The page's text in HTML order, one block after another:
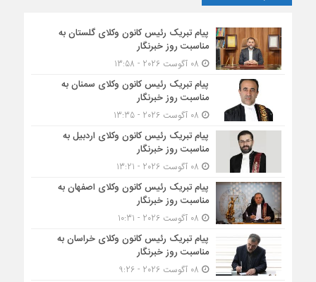
پیام تبریک رئیس کانون وکلای گلستان به
مناسبت روز خبرنگار
پیام تبریک رئیس کانون وکلای سمنان به
مناسبت روز خبرنگار
پیام تبریک رئیس کانون وکلای اردبیل به
مناسبت روز خبرنگار
پیام تبریک رئیس کانون وکلای اصفهان به
مناسبت روز خبرنگار
پیام تبریک رئیس کانون وکلای خراسان به
مناسبت روز خبرنگار